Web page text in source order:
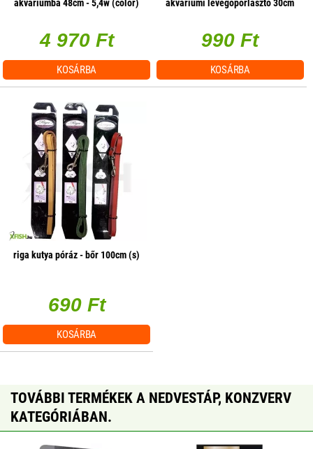
akváriumba 48cm - 5,4w (color)
4 970 Ft
KOSÁRBA
akváriumi levegőporlasztó 30cm
990 Ft
KOSÁRBA
riga kutya póráz - bőr 100cm (s)
690 Ft
KOSÁRBA
TOVÁBBI TERMÉKEK A NEDVESTÁP, KONZVERV
KATEGÓRIÁBAN.